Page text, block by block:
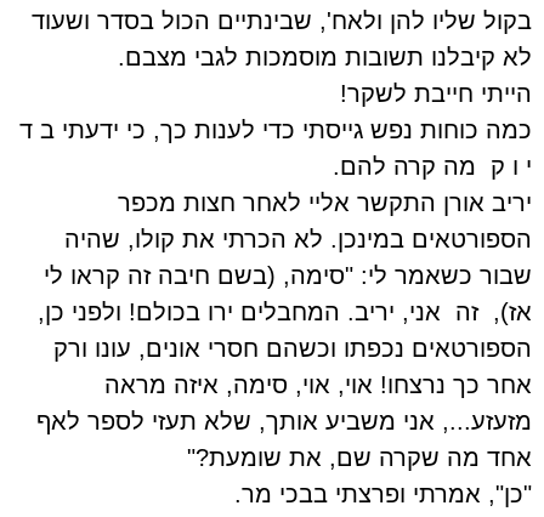
בקול שליו להן ולאח', שבינתיים הכול בסדר ושעוד
לא קיבלנו תשובות מוסמכות לגבי מצבם.
הייתי חייבת לשקר!
כמה כוחות נפש גייסתי כדי לענות כך, כי ידעתי ב ד
י ו ק
מה קרה להם.
יריב אורן התקשר אליי לאחר חצות מכפר
הספורטאים במינכן. לא הכרתי את קולו, שהיה
שבור כשאמר לי: "סימה, (בשם חיבה זה קראו לי
אז), זה
אני, יריב. המחבלים ירו בכולם! ולפני כן,
הספורטאים נכפתו וכשהם חסרי אונים, עונו ורק
אחר כך נרצחו! אוי, אוי, סימה, איזה מראה
מזעזע..., אני משביע אותך, שלא תעזי לספר לאף
אחד מה שקרה שם, את שומעת?"
"כן", אמרתי ופרצתי בבכי מר.